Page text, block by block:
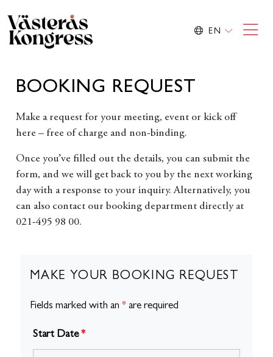
EN
BOOKING REQUEST
Make a request for your meeting, event or kick off
here – free of charge and non-binding.
Once you’ve filled out the details, you can submit the
form, and we will get back to you by the next working
day with a response to your inquiry. Alternatively, you
can also contact our booking department directly at
021-495 98 00.
MAKE YOUR BOOKING REQUEST
Fields marked with an *are required
Start Date*